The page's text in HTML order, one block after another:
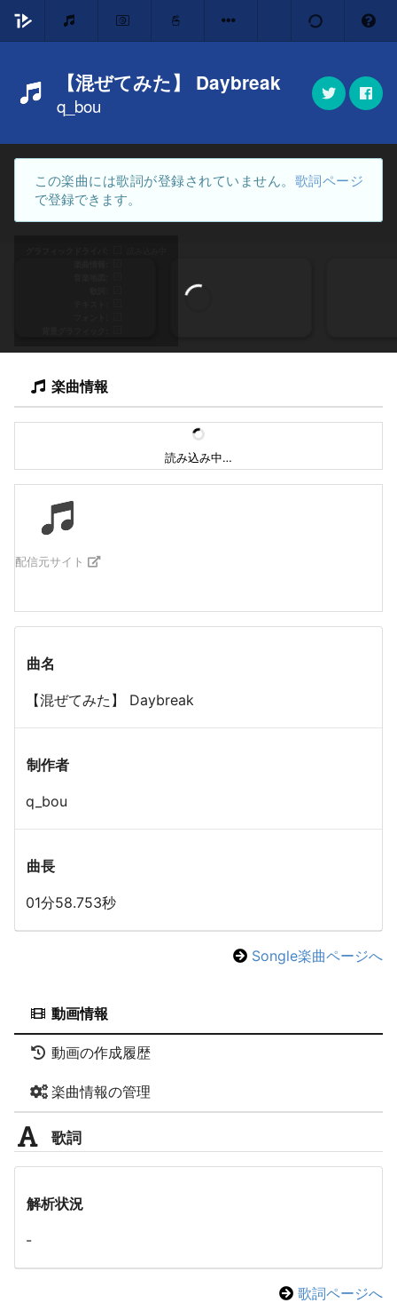
【混ぜてみた】 Daybreak
q_bou
この楽曲には歌詞が登録されていません。 歌詞ページ
で登録できます。
楽曲情報
読み込み中…
配信元サイト
曲名
【混ぜてみた】 Daybreak
制作者
q_bou
曲長
01分58.753秒
Songle楽曲ページへ
動画情報
動画の作成履歴
楽曲情報の管理
歌詞
解析状況
-
歌詞ページへ